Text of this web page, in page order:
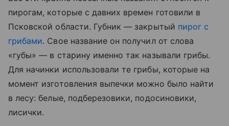
пирогам, которые с давних времен готовили в
Псковской области. Губник — закрытый пирог с
грибами. Свое название он получил от слова
«губы» — в старину именно так называли грибы.
Для начинки использовали те грибы, которые на
момент изготовления выпечки можно было найти
в лесу: белые, подберезовики, подосиновики,
лисички.